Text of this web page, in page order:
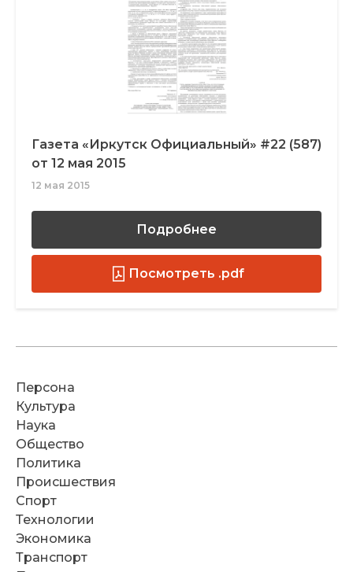
Газета «Иркутск Официальный» #22 (587)
от 12 мая 2015
12 мая 2015
Подробнее
Посмотреть .pdf
Персона
Культура
Наука
Общество
Политика
Происшествия
Спорт
Технологии
Экономика
Транспорт